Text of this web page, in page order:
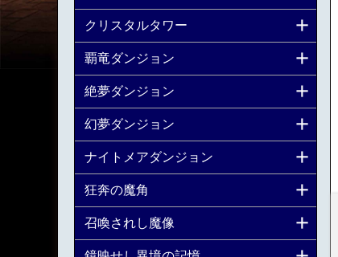
クリスタルタワー
覇竜ダンジョン
絶夢ダンジョン
幻夢ダンジョン
ナイトメアダンジョン
狂奔の魔角
召喚されし魔像